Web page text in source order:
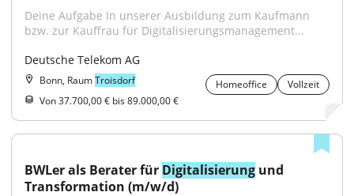
Deine Aufgabe In unserer Ausbildung zum Kaufmann
bzw. zur Kauffrau für Digitalisierungsmanagement...
Deutsche Telekom AG
Bonn, RaumTroisdorf Homeoffice
Vollzeit
Von 37.700,00 € bis 89.000,00 €
BWLer als Berater für Digitalisierung und
Transformation (m/w/d)